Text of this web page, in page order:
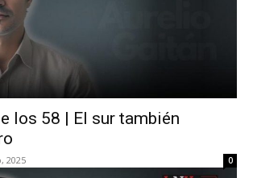
los 58 | El sur también
2025 0